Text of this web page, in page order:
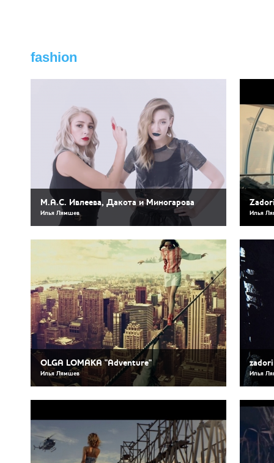
fashion
M.A.C. Ивлеева, Дакота и Миногарова
Илья Лямшев Илья
OLGA LOMAKA "Adventure"
Илья Лямшев Илья